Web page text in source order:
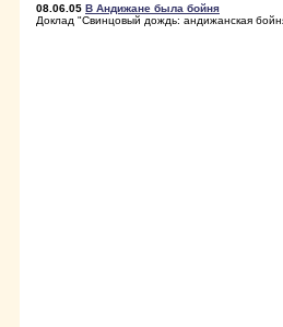
08.06.05 В Андижане была бойня
Доклад "Свинцовый дождь: андижанская